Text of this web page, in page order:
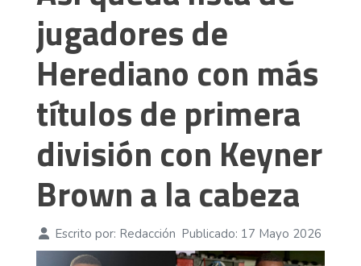
jugadores de
Herediano con más
títulos de primera
división con Keyner
Brown a la cabeza
Escrito por: Redacción Publicado: 17 Mayo 2026